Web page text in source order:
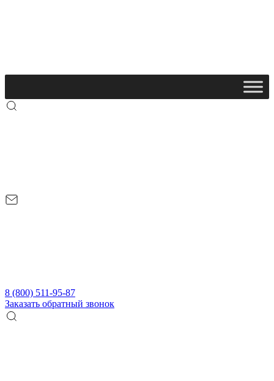
8 (800) 511-95-87
Заказать обратный звонок